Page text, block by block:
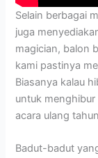
Selain berbagai
juga
magician, balon
kami pastinya
Biasanya kalau
untuk
acara ulang
Badut-badut